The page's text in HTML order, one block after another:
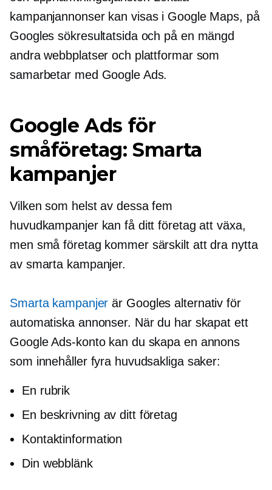
kampanjannonser kan visas i Google Maps, på
Googles sökresultatsida och på en mängd
andra webbplatser och plattformar som
samarbetar med Google Ads.
Google Ads för
småföretag: Smarta
kampanjer
Vilken som helst av dessa fem
huvudkampanjer kan få ditt företag att växa,
men små företag kommer särskilt att dra nytta
av smarta kampanjer.
Smarta kampanjer är Googles alternativ för
automatiska annonser. När du har skapat ett
Google Ads-konto kan du skapa en annons
som innehåller fyra huvudsakliga saker:
En rubrik
En beskrivning av ditt företag
Kontaktinformation
Din webblänk